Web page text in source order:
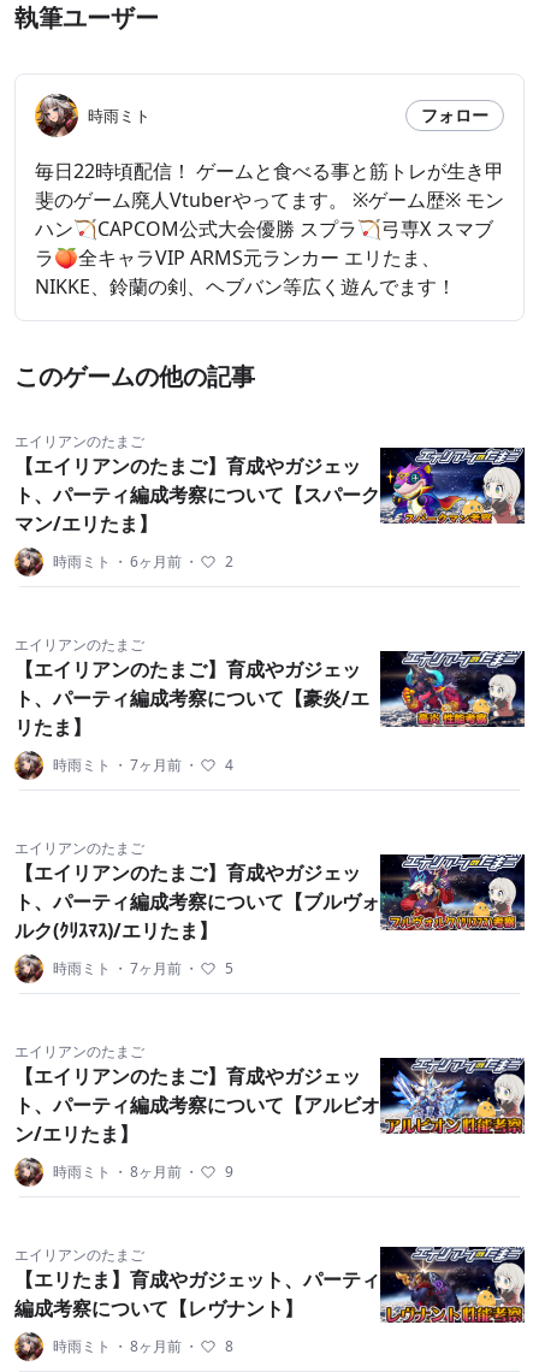
執筆ユーザー
時雨ミト フォロー
毎日22時頃配信！ ゲームと食べる事と筋トレが生き甲
斐のゲーム廃人Vtuberやってます。 ※ゲーム歴※ モン
ハン🏹CAPCOM公式大会優勝 スプラ🏹弓専X スマブ
ラ🍑全キャラVIP ARMS元ランカー エリたま、
NIKKE、鈴蘭の剣、ヘブバン等広く遊んでます！
このゲームの他の記事
エイリアンのたまご
【エイリアンのたまご】育成やガジェッ
ト、パーティ編成考察について【スパーク
マン/エリたま】
時雨ミト ・ 6ヶ月前 ・ 2
エイリアンのたまご
【エイリアンのたまご】育成やガジェッ
ト、パーティ編成考察について【豪炎/エ
リたま】
時雨ミト ・ 7ヶ月前 ・ 4
エイリアンのたまご
【エイリアンのたまご】育成やガジェッ
ト、パーティ編成考察について【ブルヴォ
ルク(ｸﾘｽﾏｽ)/エリたま】
時雨ミト ・ 7ヶ月前 ・ 5
エイリアンのたまご
【エイリアンのたまご】育成やガジェッ
ト、パーティ編成考察について【アルビオ
ン/エリたま】
時雨ミト ・ 8ヶ月前 ・ 9
エイリアンのたまご
【エリたま】育成やガジェット、パーティ
編成考察について【レヴナント】
時雨ミト ・ 8ヶ月前 ・ 8